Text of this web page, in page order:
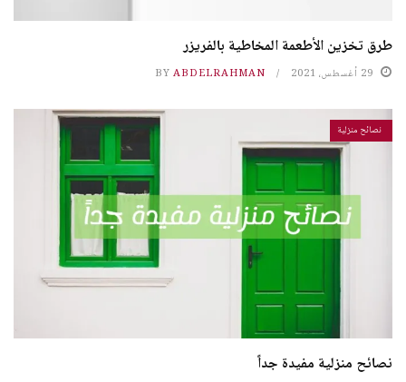
طرق تخزين الأطعمة المخاطية بالفريزر
29 أغسطس، 2021 BY ABDELRAHMAN
نصائح منزلية
نصائح منزلية مفيدة جداً